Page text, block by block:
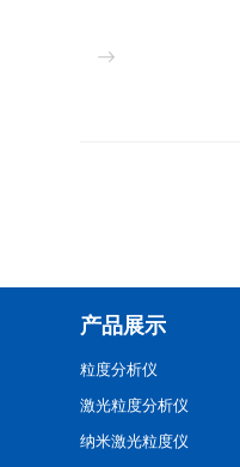
产品展示
粒度分析仪
激光粒度分析仪
纳米激光粒度仪